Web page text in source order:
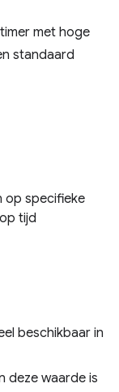
met hoge
standaard
op specifieke
tijd
beschikbaar in
deze waarde is